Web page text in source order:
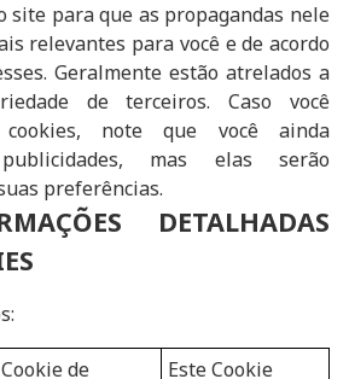
site para que as propagandas nele
relevantes para você e de acordo
Geralmente estão atrelados a
de terceiros. Caso você
note que você ainda
mas elas serão
preferências.
DETALHADAS
Cookie de
Este Cookie